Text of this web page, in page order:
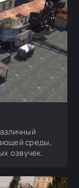
среды,
озвучек.